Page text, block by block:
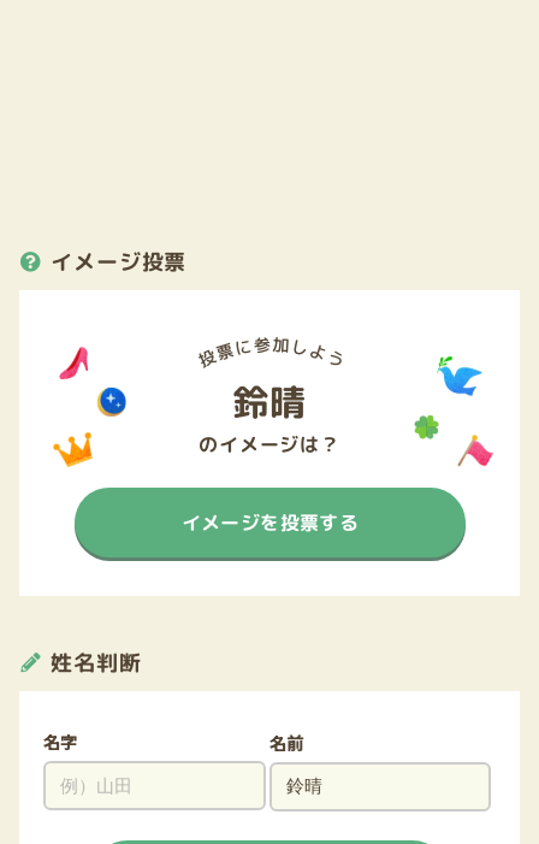
イメージ投票
鈴晴
のイメージは？
イメージを投票する
姓名判断
名字 名前